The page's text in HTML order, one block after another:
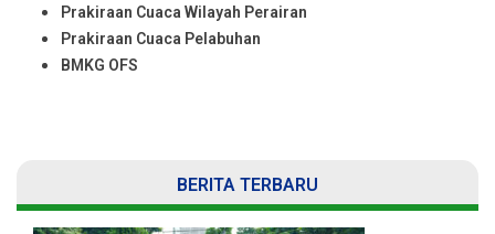
Prakiraan Cuaca Wilayah Perairan
Prakiraan Cuaca Pelabuhan
BMKG OFS
BERITA TERBARU